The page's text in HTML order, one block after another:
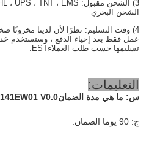
الشحن البحري
عمل فقط بعد إحياء الدفع ، وستستخدم
تسليمها حسب طلب العملاءEST.
التعليمات:
س: ما هي مدة الضمانV0.0
ج: 90 يوما الضمان.